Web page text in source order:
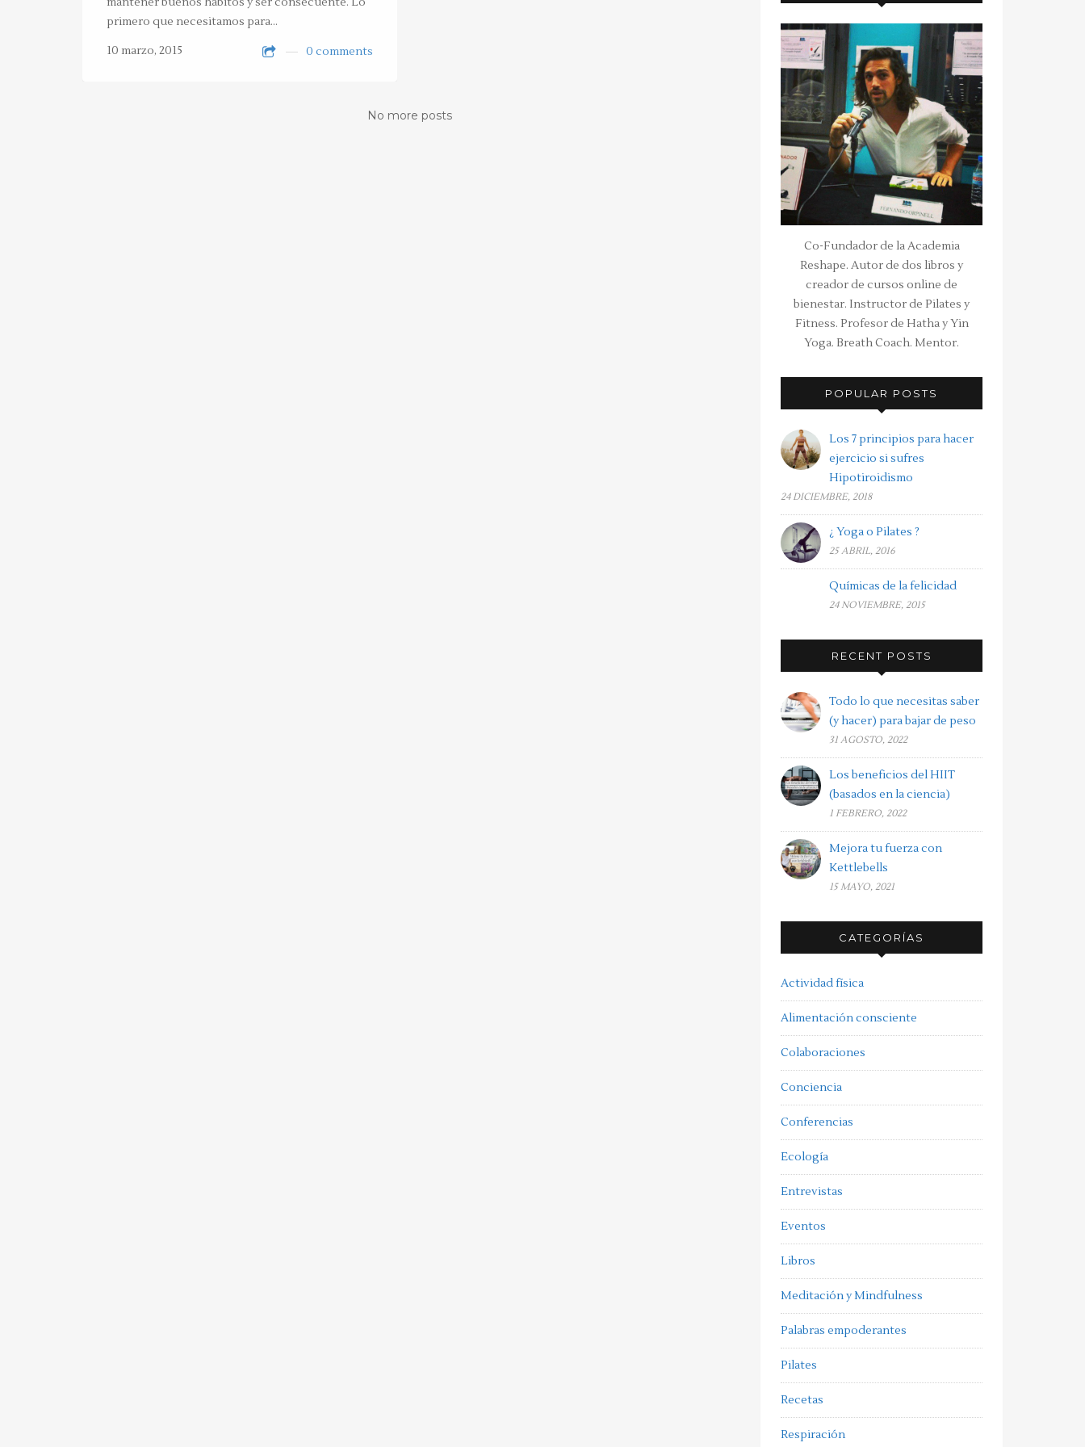
primero que necesitamos para…
10 marzo, 2015
0 comments
No more posts
Co-Fundador de la Academia
Reshape. Autor de dos libros y
creador de cursos online de
bienestar. Instructor de Pilates y
Fitness. Profesor de Hatha y Yin
Yoga. Breath Coach. Mentor.
POPULAR POSTS
Los 7 principios para hacer
ejercicio si sufres
Hipotiroidismo
24 DICIEMBRE, 2018
¿ Yoga o Pilates ?
25 ABRIL, 2016
Químicas de la felicidad
24 NOVIEMBRE, 2015
RECENT POSTS
Todo lo que necesitas saber
(y hacer) para bajar de peso
31 AGOSTO, 2022
Los beneficios del HIIT
(basados en la ciencia)
1 FEBRERO, 2022
Mejora tu fuerza con
Kettlebells
15 MAYO, 2021
CATEGORÍAS
Actividad física
Alimentación consciente
Colaboraciones
Conciencia
Conferencias
Ecología
Entrevistas
Eventos
Libros
Meditación y Mindfulness
Palabras empoderantes
Pilates
Recetas
Respiración